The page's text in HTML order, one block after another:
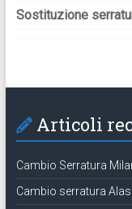
Sostituzione
Articoli
Cambio Serratura
Cambio serratura